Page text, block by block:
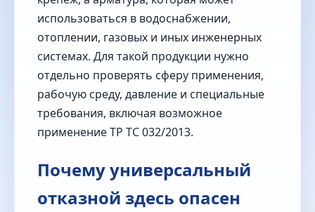
использоваться в водоснабжении,
отоплении, газовых и иных инженерных
системах. Для такой продукции нужно
отдельно проверять сферу применения,
рабочую среду, давление и специальные
требования, включая возможное
применение ТР ТС 032/2013.
Почему универсальный
отказной здесь опасен